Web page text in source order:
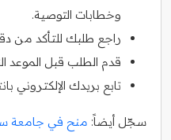
وخطابات التوصية.
راجع طلبك للتأكد من
قدم الطلب قبل الموعد
تابع بريدك الإلكتروني
سجّل أيضاً: منح في جامعة